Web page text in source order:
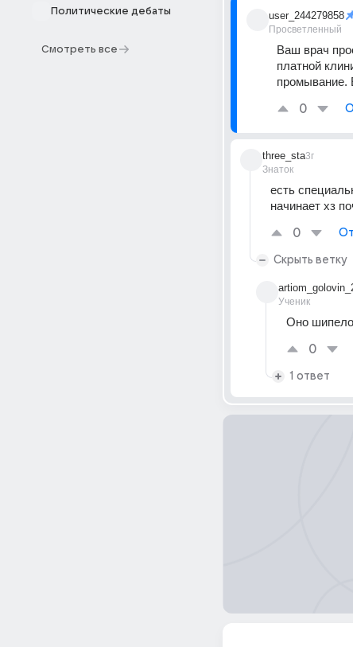
Политические дебаты
Смотреть все
user_244279858
Просветленный
Ваш врач
платной
промывание.
0
three_sta
Знаток
3г
есть
начинает хз
0
Скрыть ветку
Ученик
Оно
0
1 ответ